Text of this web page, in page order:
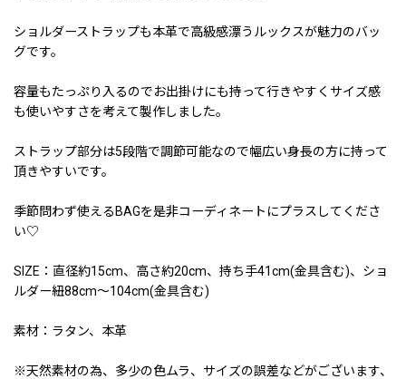
ショルダーストラップも本革で高級感漂うルックスが魅力のバッ
グです。
容量もたっぷり入るのでお出掛けにも持って行きやすくサイズ感
も使いやすさを考えて製作しました。
ストラップ部分は5段階で調節可能なので幅広い身長の方に持って
頂きやすいです。
季節問わず使えるBAGを是非コーディネートにプラスしてくださ
い♡
SIZE：直径約15cm、高さ約20cm、持ち手41cm(金具含む)、ショ
ルダー紐88cm〜104cm(金具含む)
素材：ラタン、本革
※天然素材の為、多少の色ムラ、サイズの誤差などがございます、